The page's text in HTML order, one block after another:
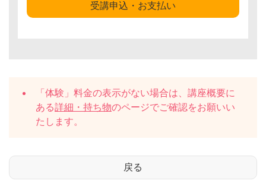
受講申込・お支払い
「体験」料金の表示がない場合は、講座概要に
ある詳細・持ち物のページでご確認をお願いい
たします。